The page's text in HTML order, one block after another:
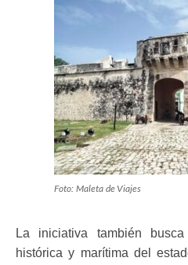
Foto: Maleta de Viajes
La iniciativa también
histórica y marítima del